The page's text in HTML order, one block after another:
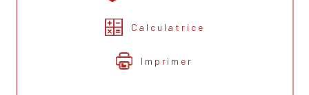
Calculatrice
Imprimer